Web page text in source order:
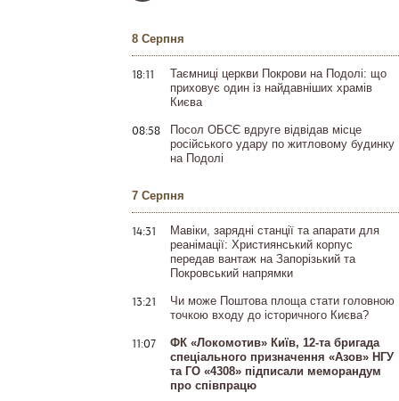
8 Серпня
18:11
Таємниці церкви Покрови на Подолі: що
приховує один із найдавніших храмів
Києва
08:58
Посол ОБСЄ вдруге відвідав місце
російського удару по житловому будинку
на Подолі
7 Серпня
14:31
Мавіки, зарядні станції та апарати для
реанімації: Християнський корпус
передав вантаж на Запорізький та
Покровський напрямки
13:21
Чи може Поштова площа стати головною
точкою входу до історичного Києва?
11:07
ФК «Локомотив» Київ, 12-та бригада
спеціального призначення «Азов» НГУ
та ГО «4308» підписали меморандум
про співпрацю